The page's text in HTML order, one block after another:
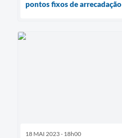
pontos fixos de arrecadação
18 MAI 2023 - 18h00